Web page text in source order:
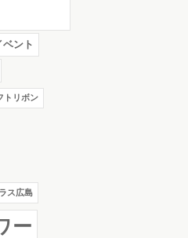
ベント
トリボン
ス広島
ー